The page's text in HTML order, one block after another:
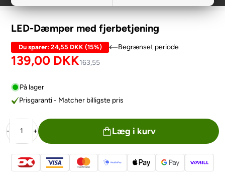
LED-Dæmper med fjerbetjening
Du sparer: 24,55 DKK (15%) Begrænset periode
139,00 DKK163,55
På lager
Prisgaranti - Matcher billigste pris
- + Læg i kurv